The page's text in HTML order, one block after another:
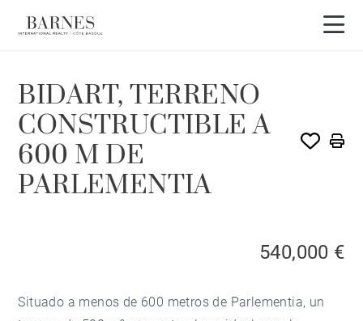
BIDART, TERRENO
CONSTRUCTIBLE A
600 M DE
PARLEMENTIA
540,000 €
Situado a menos de 600 metros de Parlementia, un